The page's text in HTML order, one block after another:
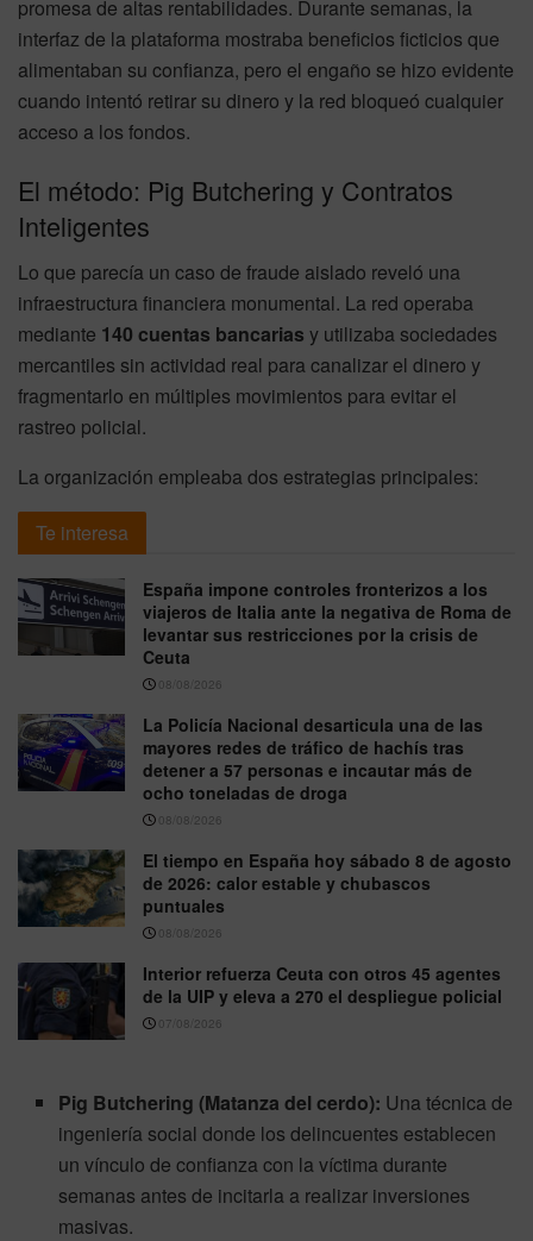
promesa de altas rentabilidades. Durante semanas, la
interfaz de la plataforma mostraba beneficios ficticios que
alimentaban su confianza, pero el engaño se hizo evidente
cuando intentó retirar su dinero y la red bloqueó cualquier
acceso a los fondos.
El método: Pig Butchering y Contratos
Inteligentes
Lo que parecía un caso de fraude aislado reveló una
infraestructura financiera monumental. La red operaba
mediante 140 cuentas bancarias y utilizaba sociedades
mercantiles sin actividad real para canalizar el dinero y
fragmentarlo en múltiples movimientos para evitar el
rastreo policial.
La organización empleaba dos estrategias principales:
Te interesa
España impone controles fronterizos a los
viajeros de Italia ante la negativa de Roma de
levantar sus restricciones por la crisis de
Ceuta
08/08/2026
La Policía Nacional desarticula una de las
mayores redes de tráfico de hachís tras
detener a 57 personas e incautar más de
ocho toneladas de droga
08/08/2026
El tiempo en España hoy sábado 8 de agosto
de 2026: calor estable y chubascos
puntuales
08/08/2026
Interior refuerza Ceuta con otros 45 agentes
de la UIP y eleva a 270 el despliegue policial
07/08/2026
Pig Butchering (Matanza del cerdo): Una técnica de
ingeniería social donde los delincuentes establecen
un vínculo de confianza con la víctima durante
semanas antes de incitarla a realizar inversiones
masivas.